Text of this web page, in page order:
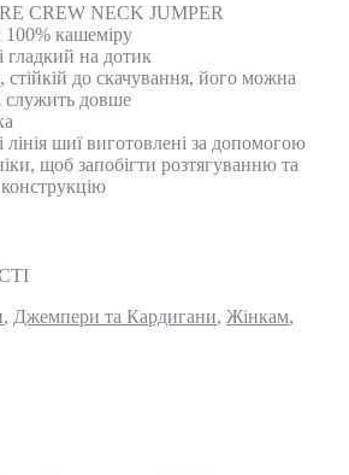
CREW NECK JUMPER
100% кашеміру
гладкий на дотик
стійкій до скачування, його можна
служить довше
лінія шиї виготовлені за допомогою
щоб запобігти розтягуванню та
, Джемпери та Кардигани, Жінкам,